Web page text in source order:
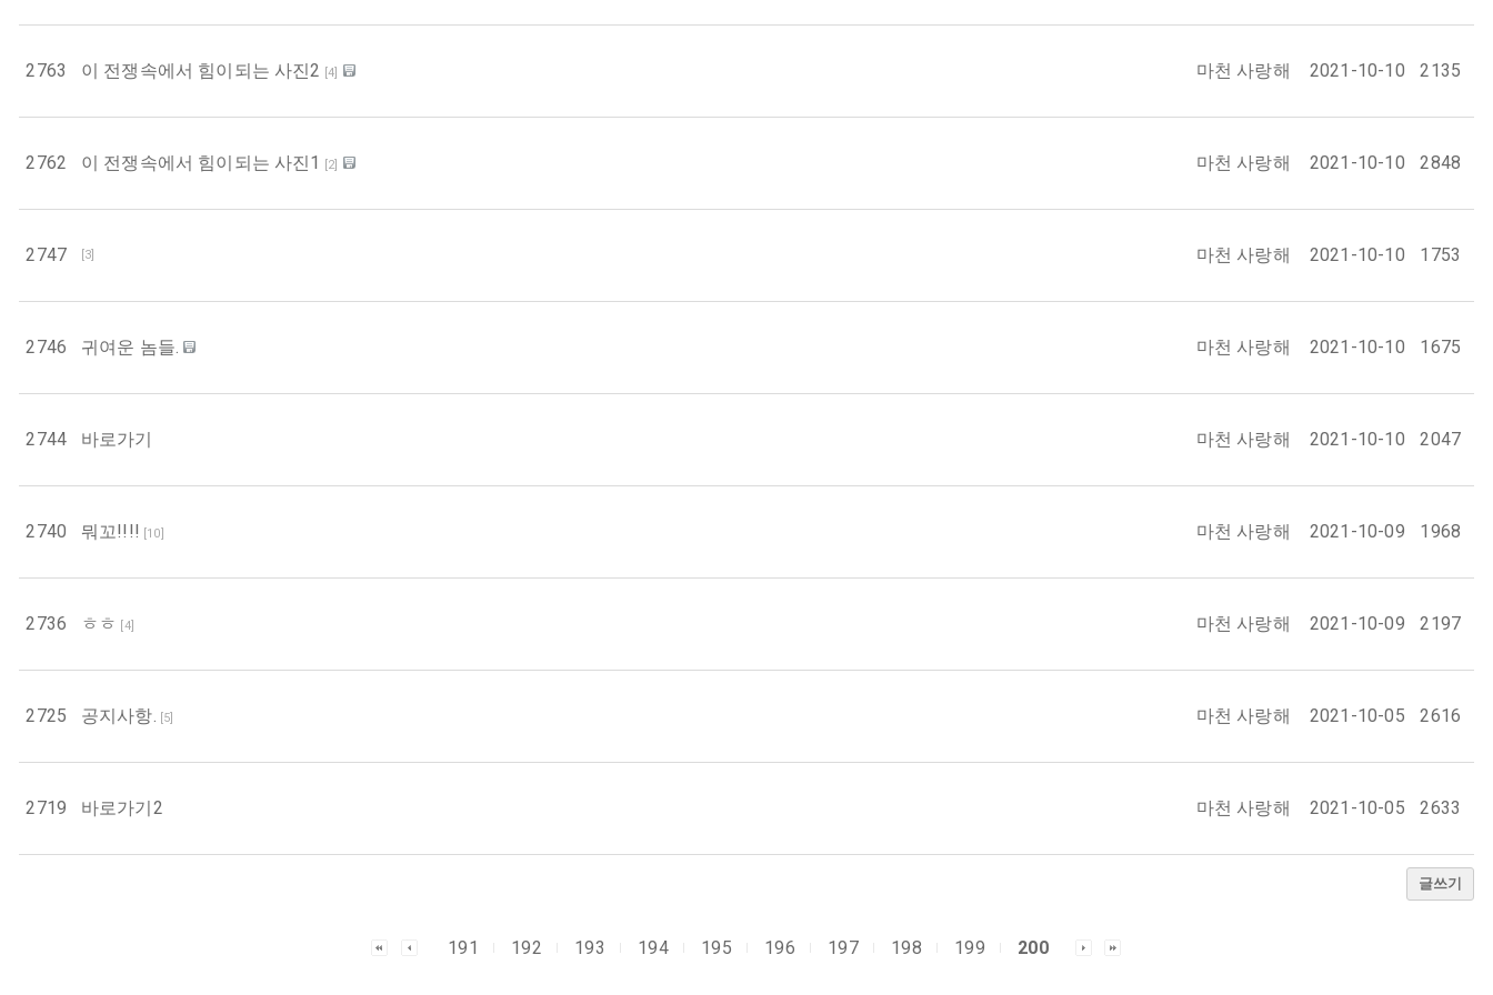
2763 이 전쟁속에서 힘이되는 사진2 [4] 마천 사랑해 2021-10-10 2135
2762 이 전쟁속에서 힘이되는 사진1 [2] 마천 사랑해 2021-10-10 2848
2747 [3] 마천 사랑해 2021-10-10 1753
2746 귀여운 놈들. 마천 사랑해 2021-10-10 1675
2744 바로가기 마천 사랑해 2021-10-10 2047
2740 뭐꼬!!!! [10] 마천 사랑해 2021-10-09 1968
2736 ㅎㅎ [4] 마천 사랑해 2021-10-09 2197
2725 공지사항. [5] 마천 사랑해 2021-10-05 2616
2719 바로가기2 마천 사랑해 2021-10-05 2633
글쓰기
191 192 193 194 195 196 197 198 199 200